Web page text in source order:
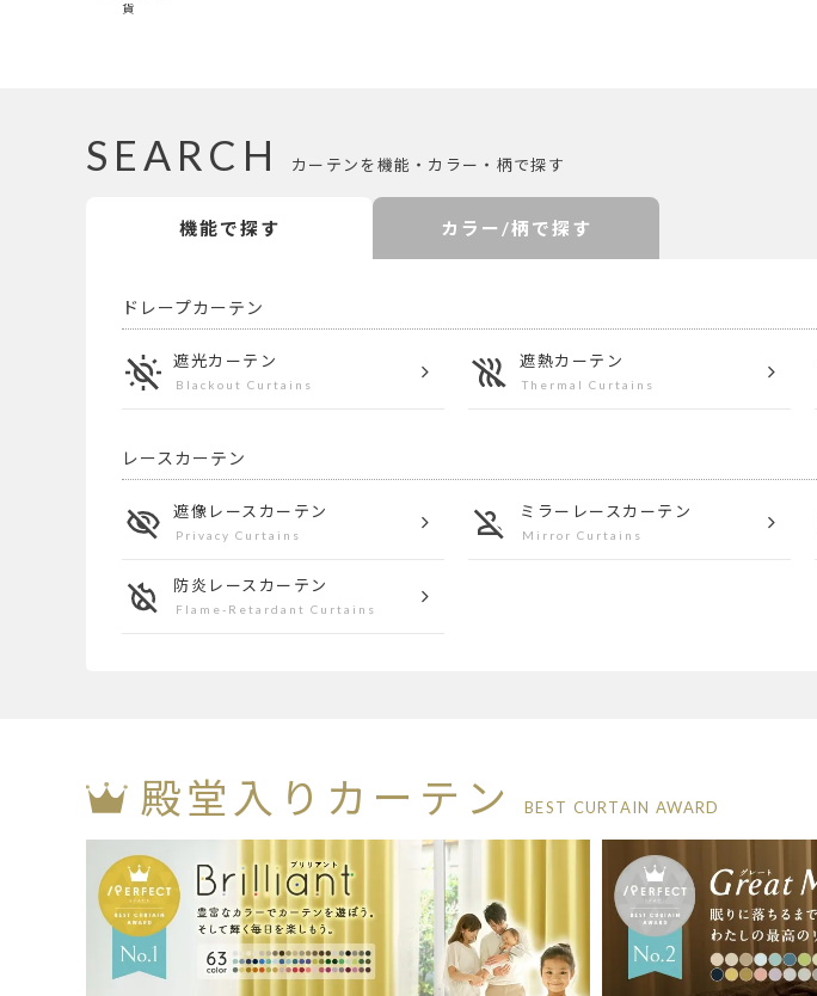
貨
カーテンを機能・カラー・柄で探す
SEARCH
機能で探す カラー/柄で探す
ドレープカーテン
遮光カーテン
Blackout Curtains
遮熱カーテン
Thermal Curtains
レースカーテン
遮像レース カーテン
Privacy Curtains
ミラー レースカーテン
Mirror Curtains
防炎 レースカーテン
Flame-Retardant Curtains
殿堂入りカーテン BEST CURTAIN AWARD